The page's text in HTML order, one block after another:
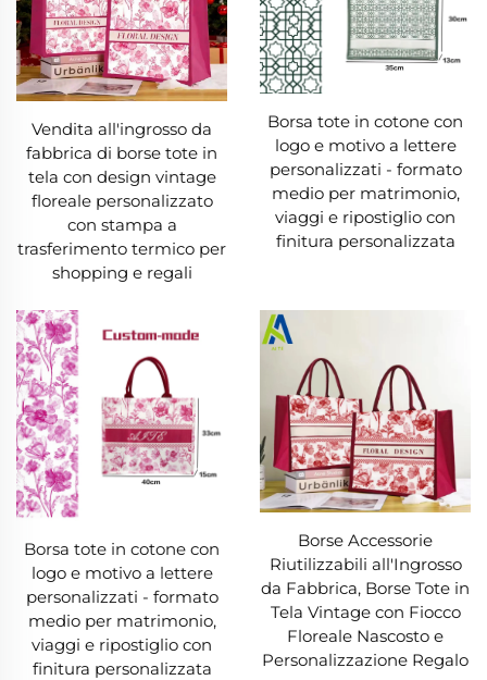
Vendita all'ingrosso da
fabbrica di borse tote in
tela con design vintage
floreale personalizzato
con stampa a
trasferimento termico per
shopping e regali
Borsa tote in cotone con
logo e motivo a lettere
personalizzati - formato
medio per matrimonio,
viaggi e ripostiglio con
finitura personalizzata
Borsa tote in cotone con
logo e motivo a lettere
personalizzati - formato
medio per matrimonio,
viaggi e ripostiglio con
finitura personalizzata
Borse Accessorie
Riutilizzabili all'Ingrosso
da Fabbrica, Borse Tote in
Tela Vintage con Fiocco
Floreale Nascosto e
Personalizzazione Regalo